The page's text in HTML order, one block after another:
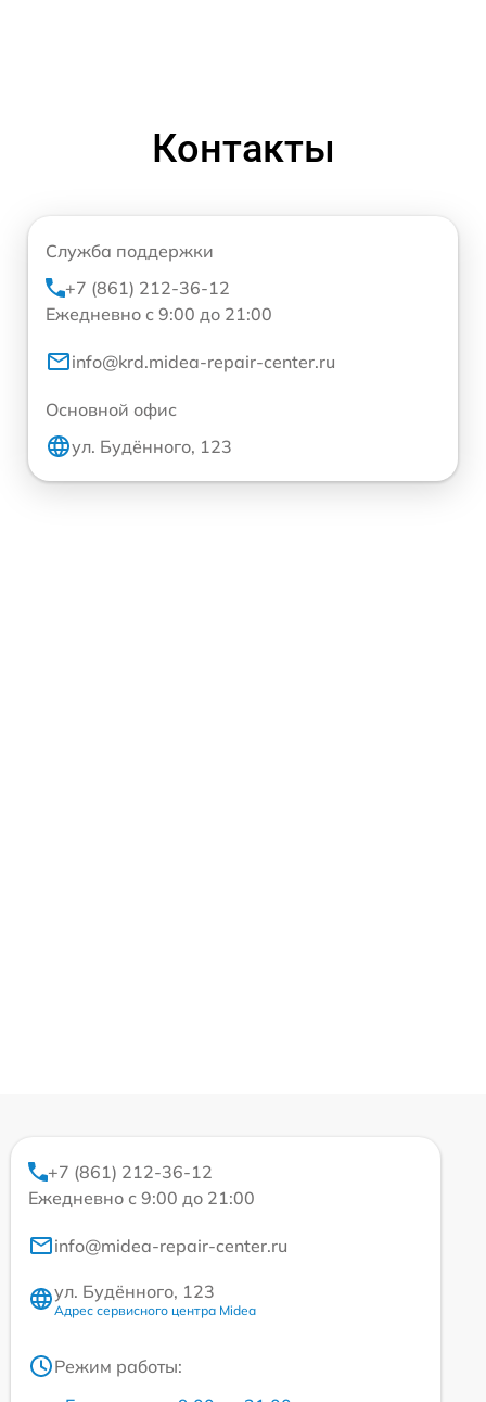
Контакты
Служба поддержки
+7 (861) 212-36-12
Ежедневно с 9:00 до 21:00
info@krd.midea-repair-center.ru
Основной офис
ул. Будённого, 123
+7 (861) 212-36-12
Ежедневно с 9:00 до 21:00
info@midea-repair-center.ru
ул. Будённого, 123
Адрес сервисного центра Midea
Режим работы: